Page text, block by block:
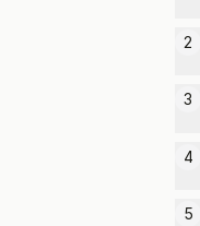
2
3
4
5